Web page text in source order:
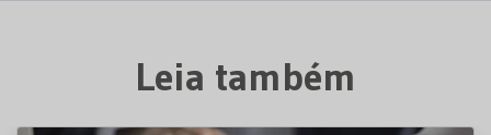
Leia também